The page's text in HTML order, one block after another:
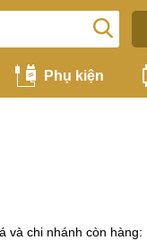
Phụ kiện
và chi nhánh còn hàng: